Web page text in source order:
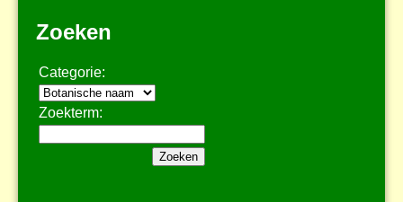
Zoeken
Categorie:
Zoekterm: